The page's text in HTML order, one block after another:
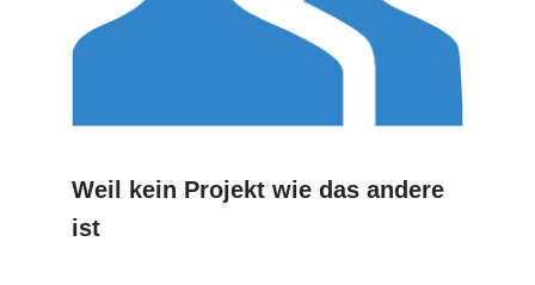
Weil kein Projekt wie das andere
ist